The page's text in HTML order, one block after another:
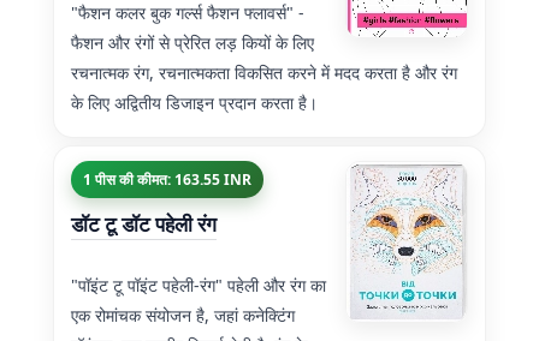
"फैशन कलर बुक गर्ल्स फैशन फ्लावर्स" -
फैशन और रंगों से प्रेरित लड़ कियों के लिए
रचनात्मक रंग, रचनात्मकता विकसित करने में मदद करता है और रंग
के लिए अद्वितीय डिजाइन प्रदान करता है।
1 पीस की कीमत: 163.55 INR
डॉट टू डॉट पहेली रंग
"पॉइंट टू पॉइंट पहेली-रंग" पहेली और रंग का
एक रोमांचक संयोजन है, जहां कनेक्टिंग